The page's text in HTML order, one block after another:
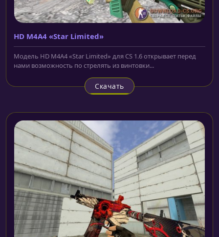
HD M4A4 «Star Limited»
Модель HD M4A4 «Star Limited» для CS 1.6 открывает перед
нами возможность по стрелять из винтовки...
Скачать